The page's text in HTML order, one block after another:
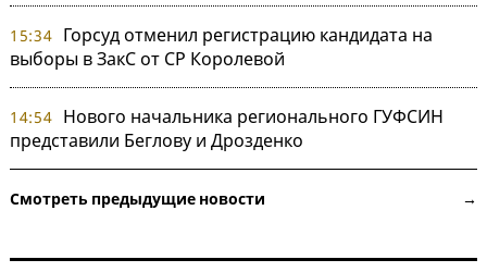
15:34 Горсуд отменил регистрацию кандидата на
выборы в ЗакС от СР Королевой
14:54 Нового начальника регионального ГУФСИН
представили Беглову и Дрозденко
Смотреть предыдущие новости →